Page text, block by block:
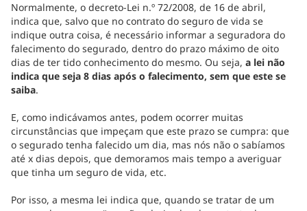
Normalmente, o decreto-Lei n.º 72/2008, de 16 de abril,
indica que, salvo que no contrato do seguro de vida se
indique outra coisa, é necessário informar a seguradora do
falecimento do segurado, dentro do prazo máximo de oito
dias de ter tido conhecimento do mesmo. Ou seja, a lei não
indica que seja 8 dias após o falecimento, sem que este se
saiba.
E, como indicávamos antes, podem ocorrer muitas
circunstâncias que impeçam que este prazo se cumpra: que
o segurado tenha falecido um dia, mas nós não o sabíamos
até x dias depois, que demoramos mais tempo a averiguar
que tinha um seguro de vida, etc.
Por isso, a mesma lei indica que, quando se tratar de um